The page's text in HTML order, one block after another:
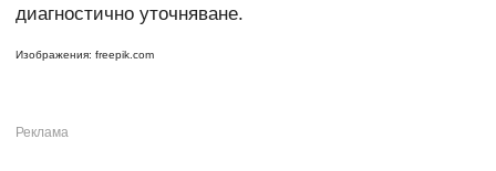
диагностично уточняване.
Изображения: freepik.com